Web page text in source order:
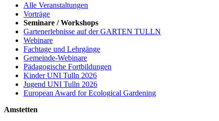
Alle Veranstaltungen
Vorträge
Seminare / Workshops
Gartenerlebnisse auf der GARTEN TULLN
Webinare
Fachtage und Lehrgänge
Gemeinde-Webinare
Pädagogische Fortbildungen
Kinder UNI Tulln 2026
Jugend UNI Tulln 2026
European Award for Ecological Gardening
Amstetten